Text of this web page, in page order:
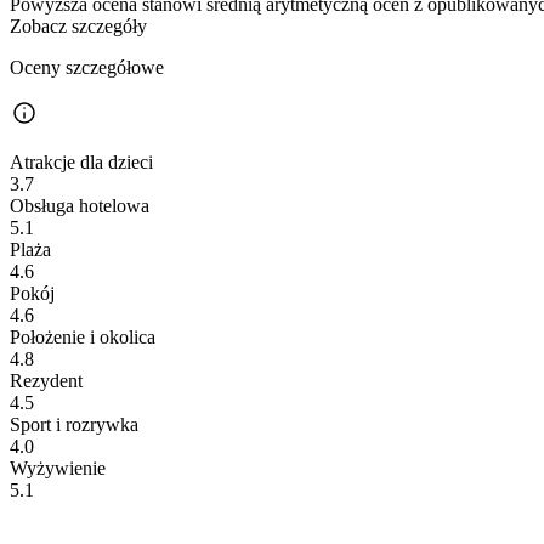
Powyższa ocena stanowi średnią arytmetyczną ocen z
Zobacz szczegóły
Oceny szczegółowe
Atrakcje dla dzieci
3.7
Obsługa hotelowa
5.1
Plaża
4.6
Pokój
4.6
Położenie i okolica
4.8
Rezydent
4.5
Sport i rozrywka
4.0
Wyżywienie
5.1